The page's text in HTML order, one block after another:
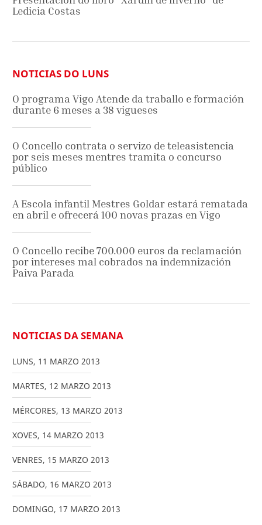
Ledicia Costas
NOTICIAS DO LUNS
O programa Vigo Atende da traballo e formación
durante 6 meses a 38 vigueses
O Concello contrata o servizo de teleasistencia
por seis meses mentres tramita o concurso
público
A Escola infantil Mestres Goldar estará rematada
en abril e ofrecerá 100 novas prazas en Vigo
O Concello recibe 700.000 euros da reclamación
por intereses mal cobrados na indemnización
Paiva Parada
NOTICIAS DA SEMANA
LUNS, 11 MARZO 2013
MARTES, 12 MARZO 2013
MÉRCORES, 13 MARZO 2013
XOVES, 14 MARZO 2013
VENRES, 15 MARZO 2013
SÁBADO, 16 MARZO 2013
DOMINGO, 17 MARZO 2013